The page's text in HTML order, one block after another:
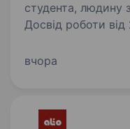
студента, людину
Досвід роботи від 2
що створює одяг
вчора